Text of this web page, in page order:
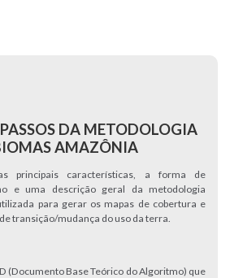
DA METODOLOGIA
AMAZÔNIA
principais características, a forma de
e uma descrição geral da metodologia
para gerar os mapas de cobertura e
transição/mudança do uso da terra.
(Documento Base Teórico do Algoritmo) que